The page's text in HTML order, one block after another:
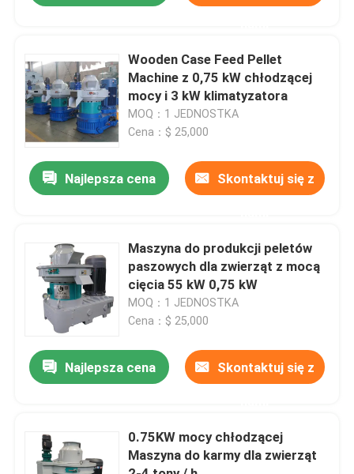
Produkty
filmy
O nas
Kontrola jakości
Skontaktuj się z nami
Nowości
Maszyna do granulowania drewna z biomasy
Wooden Case Feed Pellet
Machine z 0,75 kW chłodzącej
mocy i 3 kW klimatyzatora
MOQ：1 JEDNOSTKA
Cena：$ 25,000
Najlepsza cena Skontaktuj się z
Maszyna do produkcji peletów
paszowych dla zwierząt z mocą
cięcia 55 kW 0,75 kW
MOQ：1 JEDNOSTKA
Cena：$ 25,000
Najlepsza cena Skontaktuj się z
0.75KW mocy chłodzącej
Maszyna do karmy dla zwierząt